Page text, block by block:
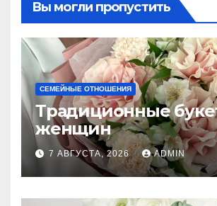
Вы могли пропустить
СЕМЕЙНЫЕ ОТНОШЕНИЯ
Традиционные
женщин
7 АВГУСТА, 2026 ADMIN